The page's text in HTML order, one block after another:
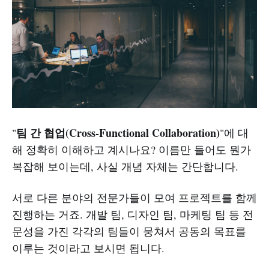
"팀 간 협업(Cross-Functional Collaboration)"에 대
해 정확히 이해하고 계시나요? 이름만 들어도 뭔가
복잡해 보이는데, 사실 개념 자체는 간단합니다.
서로 다른 분야의 전문가들이 모여 프로젝트를 함께
진행하는 거죠. 개발 팀, 디자인 팀, 마케팅 팀 등 전
문성을 가진 각각의 팀들이 뭉쳐서 공동의 목표를
이루는 것이라고 보시면 됩니다.